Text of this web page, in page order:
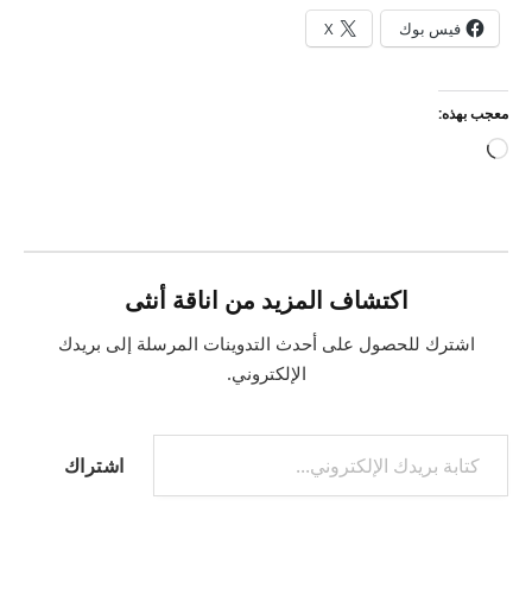
فيس بوك X
معجب بهذه:
جاري
اكتشاف المزيد من اناقة أنثى
اشترك للحصول على أحدث التدوينات المرسلة إلى بريدك
الإلكتروني.
كتابة بريدك الإلكتروني...
اشتراك